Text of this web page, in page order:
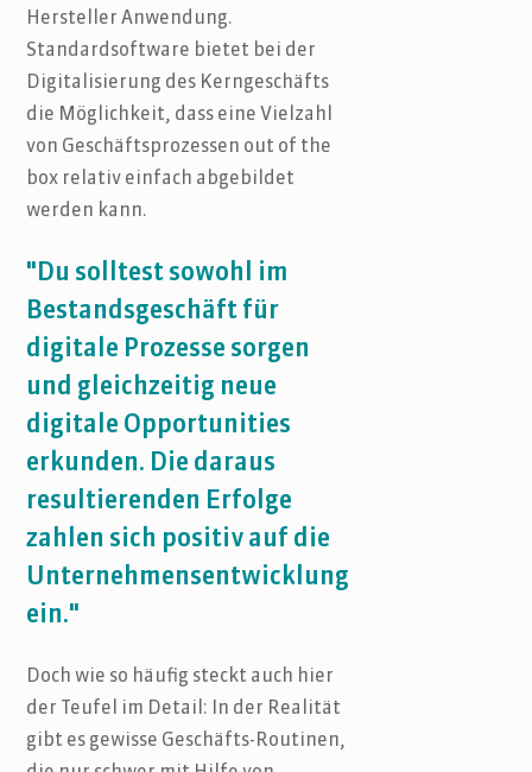
Hersteller Anwendung.
Standardsoftware bietet bei der
Digitalisierung des Kerngeschäfts
die Möglichkeit, dass eine Vielzahl
von Geschäftsprozessen out of the
box relativ einfach abgebildet
werden kann.
"Du solltest sowohl im
Bestandsgeschäft für
digitale Prozesse sorgen
und gleichzeitig neue
digitale Opportunities
erkunden. Die daraus
resultierenden Erfolge
zahlen sich positiv auf die
Unternehmensentwicklung
ein."
Doch wie so häufig steckt auch hier
der Teufel im Detail: In der Realität
gibt es gewisse Geschäfts-Routinen,